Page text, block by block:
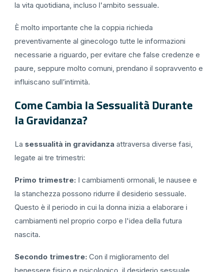
la vita quotidiana, incluso l'ambito sessuale.
È molto importante che la coppia richieda
preventivamente al ginecologo tutte le informazioni
necessarie a riguardo, per evitare che false credenze e
paure, seppure molto comuni, prendano il sopravvento e
influiscano sull’intimità.
Come Cambia la Sessualità Durante
la Gravidanza?
La sessualità in gravidanza attraversa diverse fasi,
legate ai tre trimestri:
Primo trimestre: I cambiamenti ormonali, le nausee e
la stanchezza possono ridurre il desiderio sessuale.
Questo è il periodo in cui la donna inizia a elaborare i
cambiamenti nel proprio corpo e l'idea della futura
nascita.
Secondo trimestre: Con il miglioramento del